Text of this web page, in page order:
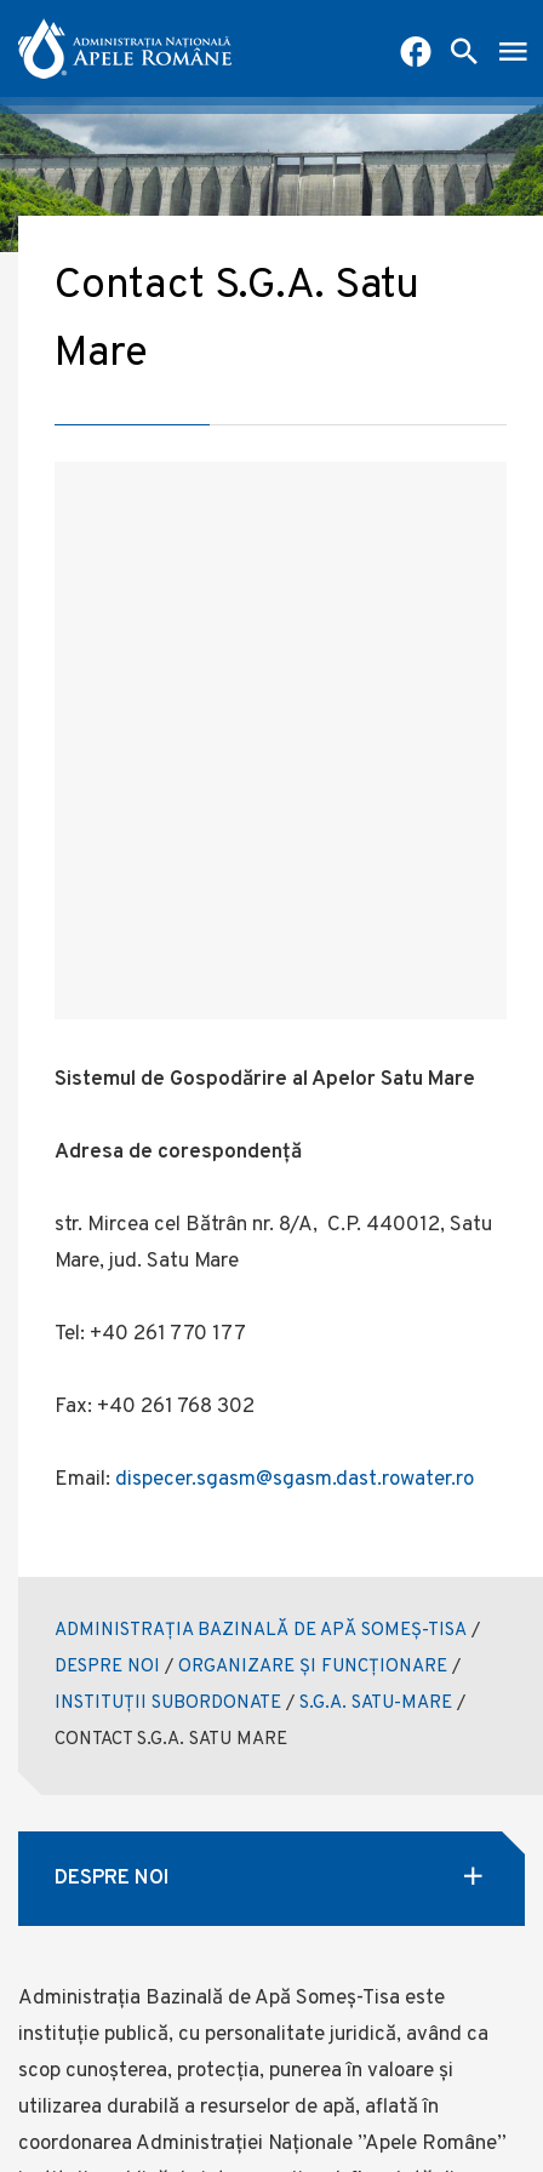
Contact S.G.A. Satu
Mare
Sistemul de Gospodărire al Apelor Satu Mare
Adresa de corespondență
str. Mircea cel Bătrân nr. 8/A, C.P. 440012, Satu
Mare, jud. Satu Mare
Tel: +40 261 770 177
Fax: +40 261 768 302
Email: dispecer.sgasm@sgasm.dast.rowater.ro
ADMINISTRAȚIA BAZINALĂ DE APĂ SOMEȘ-TISA /
DESPRE NOI / ORGANIZARE ȘI FUNCȚIONARE /
INSTITUȚII SUBORDONATE / S.G.A. SATU-MARE /
CONTACT S.G.A. SATU MARE
DESPRE NOI
Administrația Bazinală de Apă Someş-Tisa este
instituţie publică, cu personalitate juridică, având ca
scop cunoşterea, protecţia, punerea în valoare şi
utilizarea durabilă a resurselor de apă, aflată în
coordonarea Administraţiei Naționale ”Apele Române”